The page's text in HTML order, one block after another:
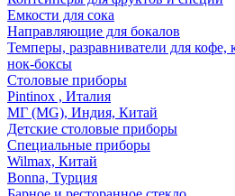
Емкости для сока
Направляющие для бокалов
Темперы, разравниватели для кофе,
нок-боксы
Столовые приборы
Pintinox , Италия
МГ (MG), Индия, Китай
Детские столовые приборы
Специальные приборы
Wilmax, Китай
Bonna, Турция